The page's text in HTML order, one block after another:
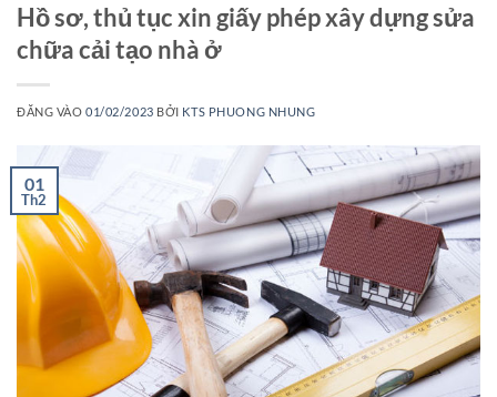
Hồ sơ, thủ tục xin giấy phép xây dựng sửa
chữa cải tạo nhà ở
ĐĂNG VÀO01/02/2023 BỞI KTS PHUONG NHUNG
01
Th2